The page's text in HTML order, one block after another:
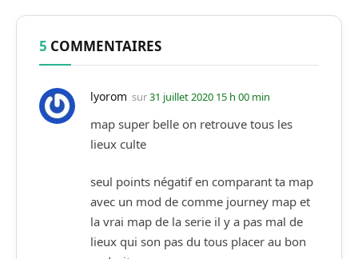
5 COMMENTAIRES
lyorom sur31 juillet 2020 15 h 00 min
map super belle on retrouve tous les
lieux culte
seul points négatif en comparant ta map
avec un mod de comme journey map et
la vrai map de la serie il y a pas mal de
lieux qui son pas du tous placer au bon